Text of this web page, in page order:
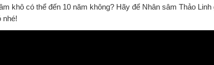
khô có thể đến 10 năm không? Hãy để Nhân sâm Thảo
nhé!